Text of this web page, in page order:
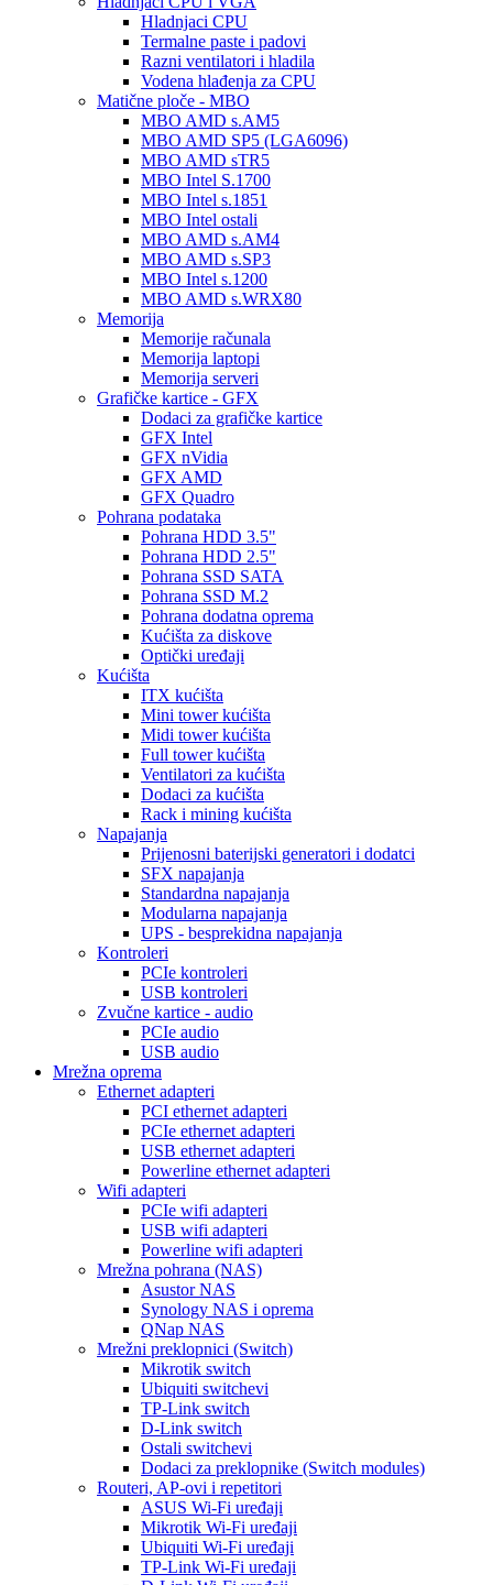
Hladnjaci CPU
Termalne paste i padovi
Razni ventilatori i hladila
Vodena hlađenja za CPU
Matične ploče - MBO
MBO AMD s.AM5
MBO AMD SP5 (LGA6096)
MBO AMD sTR5
MBO Intel S.1700
MBO Intel s.1851
MBO Intel ostali
MBO AMD s.AM4
MBO AMD s.SP3
MBO Intel s.1200
MBO AMD s.WRX80
Memorija
Memorije računala
Memorija laptopi
Memorija serveri
Grafičke kartice - GFX
Dodaci za grafičke kartice
GFX Intel
GFX nVidia
GFX AMD
GFX Quadro
Pohrana podataka
Pohrana HDD 3.5"
Pohrana HDD 2.5"
Pohrana SSD SATA
Pohrana SSD M.2
Pohrana dodatna oprema
Kućišta za diskove
Optički uređaji
Kućišta
ITX kućišta
Mini tower kućišta
Midi tower kućišta
Full tower kućišta
Ventilatori za kućišta
Dodaci za kućišta
Rack i mining kućišta
Napajanja
Prijenosni baterijski generatori i dodatci
SFX napajanja
Standardna napajanja
Modularna napajanja
UPS - besprekidna napajanja
Kontroleri
PCIe kontroleri
USB kontroleri
Zvučne kartice - audio
PCIe audio
USB audio
Mrežna oprema
Ethernet adapteri
PCI ethernet adapteri
PCIe ethernet adapteri
USB ethernet adapteri
Powerline ethernet adapteri
Wifi adapteri
PCIe wifi adapteri
USB wifi adapteri
Powerline wifi adapteri
Mrežna pohrana (NAS)
Asustor NAS
Synology NAS i oprema
QNap NAS
Mrežni preklopnici (Switch)
Mikrotik switch
Ubiquiti switchevi
TP-Link switch
D-Link switch
Ostali switchevi
Dodaci za preklopnike (Switch modules)
Routeri, AP-ovi i repetitori
ASUS Wi-Fi uređaji
Mikrotik Wi-Fi uređaji
Ubiquiti Wi-Fi uređaji
TP-Link Wi-Fi uređaji